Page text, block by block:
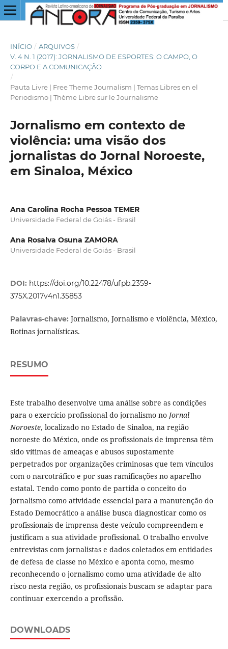
INÍCIO / ARQUIVOS /
V. 4 N. 1 (2017): JORNALISMO DE ESPORTES: O CAMPO, O
CORPO E A COMUNICAÇÃO
/
Pauta Livre | Free Theme Journalism | Temas Libres en el
Periodismo | Thème Libre sur le Journalisme
Jornalismo em contexto de
violência: uma visão dos
jornalistas do Jornal Noroeste,
em Sinaloa, México
Ana Carolina Rocha Pessoa TEMER
Universidade Federal de Goiás - Brasil
Ana Rosalva Osuna ZAMORA
Universidade Federal de Goiás - Brasil
DOI: https://doi.org/10.22478/ufpb.2359-
375X.2017v4n1.35853
Palavras-chave: Jornalismo, Jornalismo e violência, México,
Rotinas jornalísticas.
RESUMO
Este trabalho desenvolve uma análise sobre as condições
para o exercício profissional do jornalismo no Jornal
Noroeste, localizado no Estado de Sinaloa, na região
noroeste do México, onde os profissionais de imprensa têm
sido vítimas de ameaças e abusos supostamente
perpetrados por organizações criminosas que tem vínculos
com o narcotráfico e por suas ramificações no aparelho
estatal. Tendo como ponto de partida o conceito do
jornalismo como atividade essencial para a manutenção do
Estado Democrático a análise busca diagnosticar como os
profissionais de imprensa deste veículo compreendem e
justificam a sua atividade profissional. O trabalho envolve
entrevistas com jornalistas e dados coletados em entidades
de defesa de classe no México e aponta como, mesmo
reconhecendo o jornalismo como uma atividade de alto
risco nesta região, os profissionais buscam se adaptar para
continuar exercendo a profissão.
DOWNLOADS